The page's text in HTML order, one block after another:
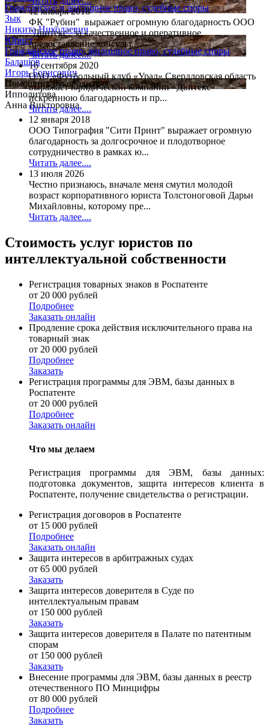
Гражданское и жилищное право, судебные споры
Зык
Никита Николаевич
Юрист
Гражданское право, жилищное право, судебные споры
Балашов
Игорь Борисович
Помощник руководителя
Ипполитова
Анна Викторовна
12 января 2018
ФК "Рубин" выражает огромную благодарность ООО
"Двитекс" за качественное и оперативное
предоставление консульт...
Читать далее....
16 сентября 2020
ОАО «Футбольный клуб «Урал» Свердловская область
выражает юридической компании «Двитекс»
искреннюю благодарность и пр...
Читать далее....
12 января 2018
ООО Типография "Сити Принт" выражает огромную
благодарность за долгосрочное и плодотворное
сотрудничество в рамках ю...
Читать далее....
13 июля 2026
Честно признаюсь, вначале меня смутил молодой
возраст корпоративного юриста Толстоноговой Дарьи
Михайловны, которому пре...
Читать далее....
Стоимость услуг юристов по
интеллектуальной собственности
Регистрация товарных знаков в Роспатенте
от 20 000 рублей
Подробнее
Заказать онлайн
Продление срока действия исключительного права на
товарный знак
от 20 000 рублей
Подробнее
Заказать
Регистрация программы для ЭВМ, базы данных в
Роспатенте
от 20 000 рублей
Подробнее
Заказать онлайн
Что мы делаем
Регистрация программы для ЭВМ, базы данных:
подготовка документов, защита интересов клиента в
Роспатенте, получение свидетельства о регистрации.
Регистрация договоров в Роспатенте
от 15 000 рублей
Подробнее
Заказать онлайн
Защита интересов в арбитражных судах
от 65 000 рублей
Заказать
Защита интересов доверителя в Суде по
интеллектуальным правам
от 150 000 рублей
Заказать
Защита интересов доверителя в Палате по патентным
спорам
от 150 000 рублей
Заказать
Внесение программы для ЭВМ, базы данных в реестр
отечественного ПО Минцифры
от 80 000 рублей
Подробнее
Заказать